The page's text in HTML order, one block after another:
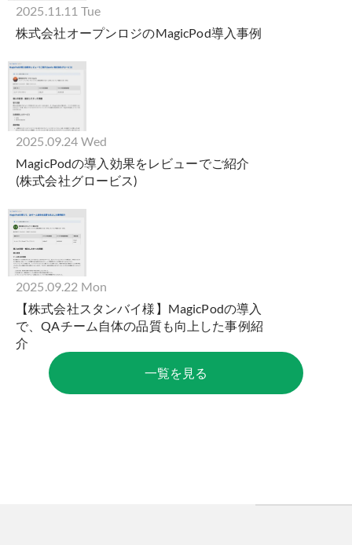
2025.11.11 Tue
株式会社オープンロジのMagicPod導入事例
2025.09.24 Wed
MagicPodの導入効果をレビューでご紹介
(株式会社グロービス)
2025.09.22 Mon
【株式会社スタンバイ様】MagicPodの導入
で、QAチーム自体の品質も向上した事例紹
介
一覧を見る